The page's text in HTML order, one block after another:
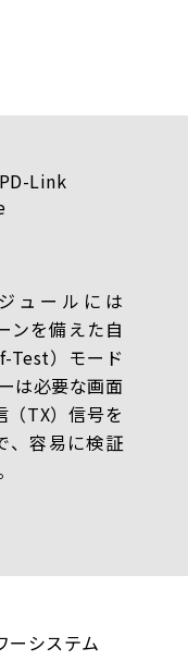
ュールには
ンを備えた自
Test）モード
は必要な画面
TX）信号を
、容易に検証
システム